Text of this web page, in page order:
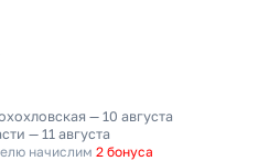
— 10 августа
— 11 августа
начислим 2 бонуса